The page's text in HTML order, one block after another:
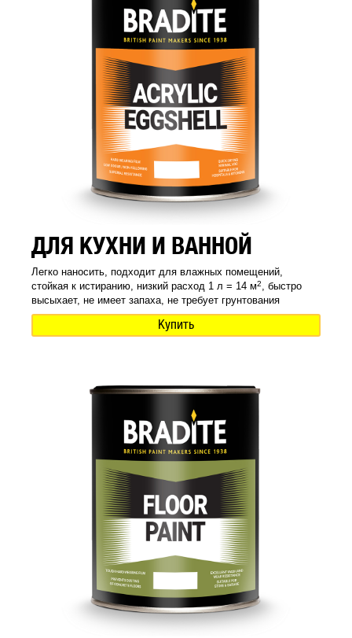
ДЛЯ КУХНИ И ВАННОЙ
Легко наносить, подходит для влажных помещений,
стойкая к истиранию, низкий расход 1 л = 14 м2, быстро
высыхает, не имеет запаха, не требует грунтования
Купить